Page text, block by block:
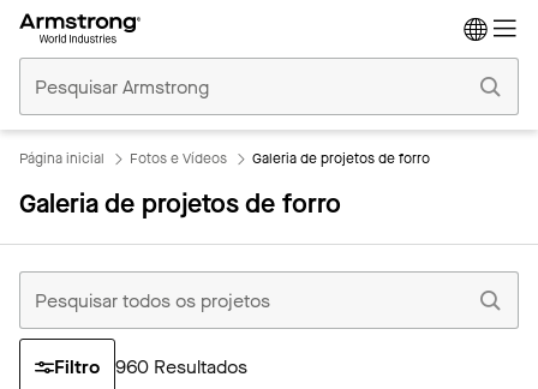
Comerciais
Início
Página inicial Fotos e Vídeos Galeria de projetos de forro
Galeria de projetos de forro
Filtro 960 Resultados